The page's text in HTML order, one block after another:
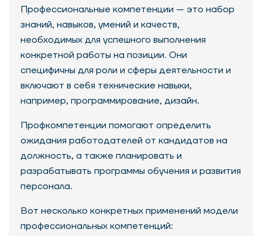
Профессиональные компетенции — это набор
знаний, навыков, умений и качеств,
необходимых для успешного выполнения
конкретной работы на позиции. Они
специфичны для роли и сферы деятельности и
включают в себя технические навыки,
например, программирование, дизайн.
Профкомпетенции помогают определить
ожидания работодателей от кандидатов на
должность, а также планировать и
разрабатывать программы обучения и развития
персонала.
Вот несколько конкретных применений модели
профессиональных компетенций: